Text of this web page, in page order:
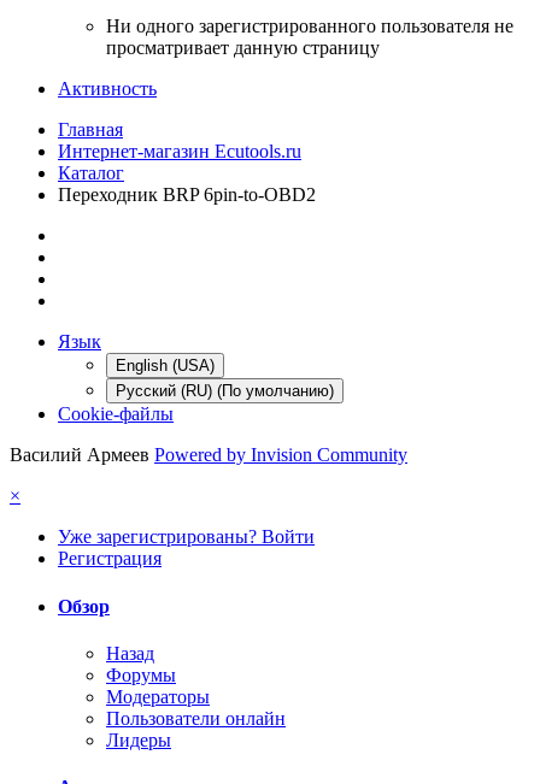
Ни одного зарегистрированного пользователя не
просматривает данную страницу
Активность
Главная
Интернет-магазин Ecutools.ru
Каталог
Переходник BRP 6pin-to-OBD2
Язык
English (USA)
Русский (RU) (По умолчанию)
Cookie-файлы
Василий Армеев Powered by Invision Community
×
Уже зарегистрированы? Войти
Регистрация
Обзор
Назад
Форумы
Модераторы
Пользователи онлайн
Лидеры